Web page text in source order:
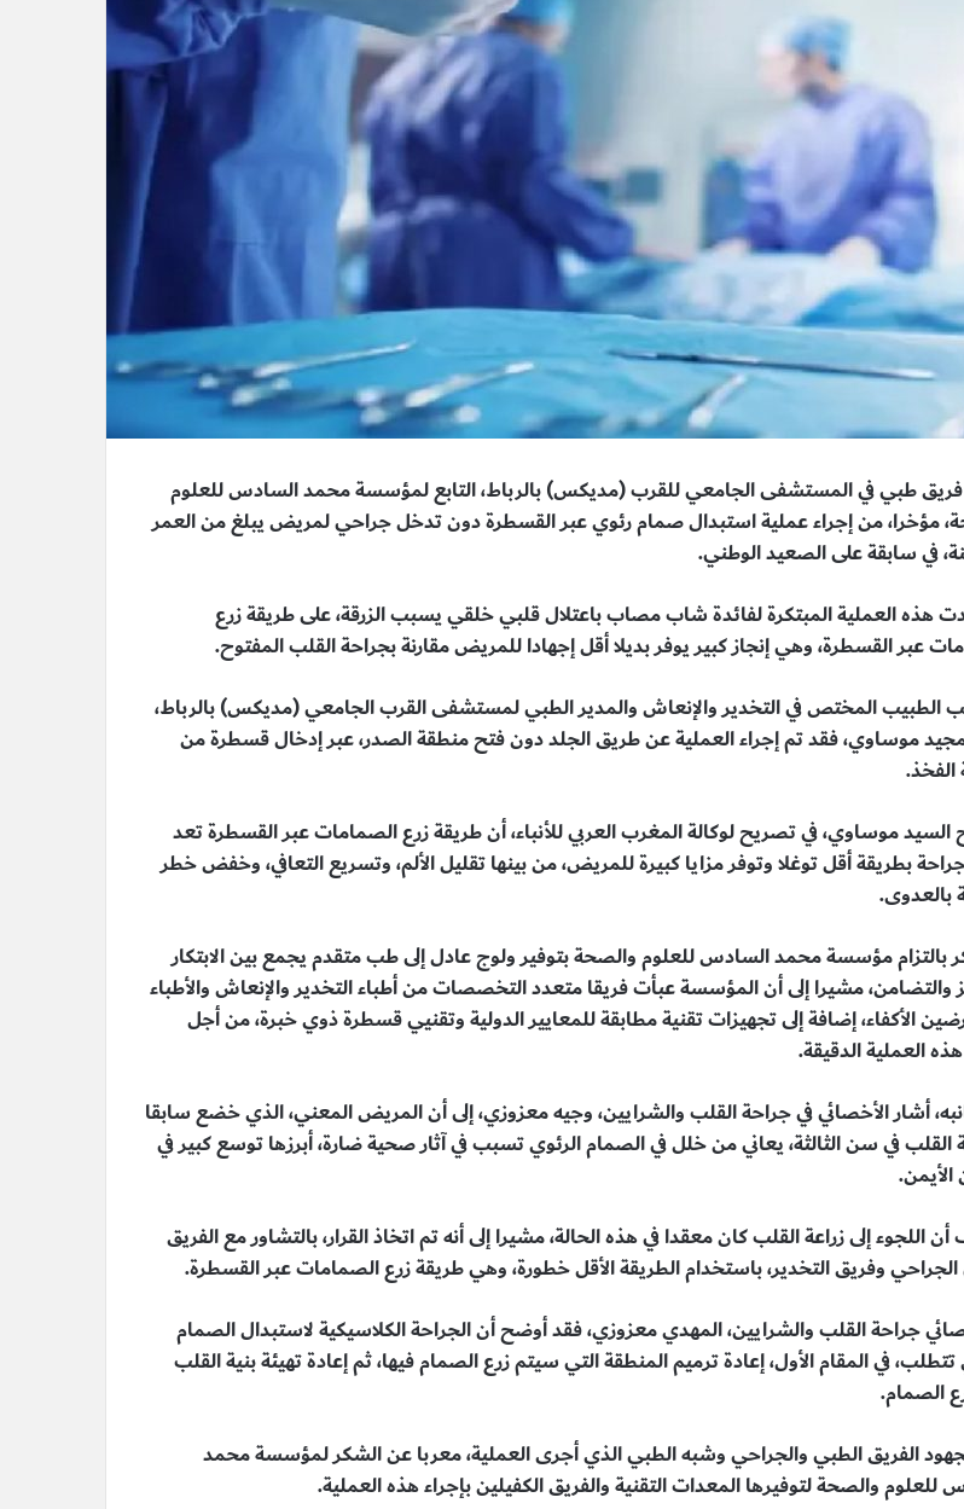
طبي في المستشفى الجامعي للقرب (مديكس) بالرباط، التابع لمؤسسة محمد السادس للعلوم
مؤخرا، من إجراء عملية استبدال صمام رئوي عبر القسطرة دون تدخل جراحي لمريض يبلغ من العمر
هذه العملية المبتكرة لفائدة شاب مصاب باعتلال قلبي خلقي يسبب الزرقة، على طريقة زرع
عبر القسطرة، وهي إنجاز كبير يوفر بديلا أقل إجهادا للمريض مقارنة بجراحة القلب المفتوح.
الطبيب المختص في التخدير والإنعاش والمدير الطبي لمستشفى القرب الجامعي (مديكس) بالرباط،
موساوي، فقد تم إجراء العملية عن طريق الجلد دون فتح منطقة الصدر، عبر إدخال قسطرة من
موساوي، في تصريح لوكالة المغرب العربي للأنباء، أن طريقة زرع الصمامات عبر القسطرة تعد
بطريقة أقل توغلا وتوفر مزايا كبيرة للمريض، من بينها تقليل الألم، وتسريع التعافي، وخفض خطر
بالعدوى.
بالتزام مؤسسة محمد السادس للعلوم والصحة بتوفير ولوج عادل إلى طب متقدم يجمع بين الابتكار
والتضامن، مشيرا إلى أن المؤسسة عبأت فريقا متعدد التخصصات من أطباء التخدير والإنعاش والأطباء
الأكفاء، إضافة إلى تجهيزات تقنية مطابقة للمعايير الدولية وتقنيي قسطرة ذوي خبرة، من أجل
العملية الدقيقة.
أشار الأخصائي في جراحة القلب والشرايين، وجيه معزوزي، إلى أن المريض المعني، الذي خضع سابقا
القلب في سن الثالثة، يعاني من خلل في الصمام الرئوي تسبب في آثار صحية ضارة، أبرزها توسع كبير في
الأيمن.
اللجوء إلى زراعة القلب كان معقدا في هذه الحالة، مشيرا إلى أنه تم اتخاذ القرار، بالتشاور مع الفريق
وفريق التخدير، باستخدام الطريقة الأقل خطورة، وهي طريقة زرع الصمامات عبر القسطرة.
جراحة القلب والشرايين، المهدي معزوزي، فقد أوضح أن الجراحة الكلاسيكية لاستبدال الصمام
تتطلب، في المقام الأول، إعادة ترميم المنطقة التي سيتم زرع الصمام فيها، ثم إعادة تهيئة بنية القلب
الصمام.
الفريق الطبي والجراحي وشبه الطبي الذي أجرى العملية، معربا عن الشكر لمؤسسة محمد
للعلوم والصحة لتوفيرها المعدات التقنية والفريق الكفيلين بإجراء هذه العملية.